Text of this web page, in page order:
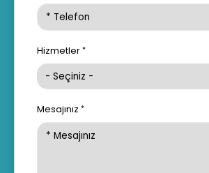
Hizmetler
Mesajınız